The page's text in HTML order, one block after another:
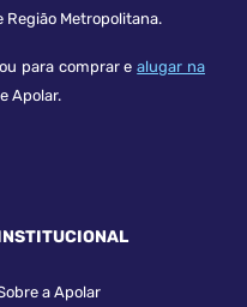
Região Metropolitana.
para comprar ealugar na
Apolar.
a Apolar